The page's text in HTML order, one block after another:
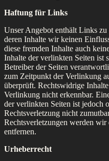
Haftung für Links
Unser Angebot enthält Links
deren Inhalte wir keinen
diese fremden Inhalte auch
Inhalte der verlinkten Seiten ist
Betreiber der Seiten
zum Zeitpunkt der Verlinkung
überprüft. Rechtswidrige
Verlinkung nicht erkennbar.
der verlinkten Seiten ist jedoch
Rechtsverletzung nicht
Rechtsverletzungen werden
entfernen.
Urheberrecht